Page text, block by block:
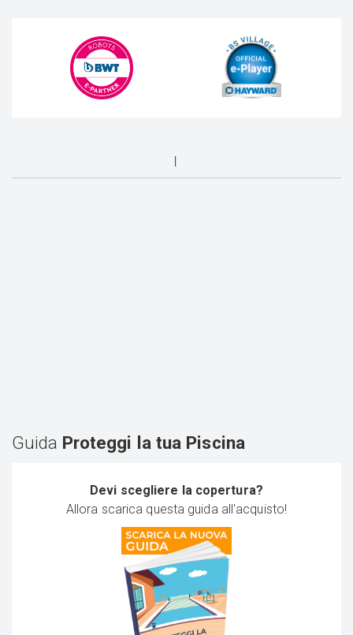
Guida Proteggi la tua Piscina
Devi scegliere la copertura?
Allora scarica questa guida all'acquisto!